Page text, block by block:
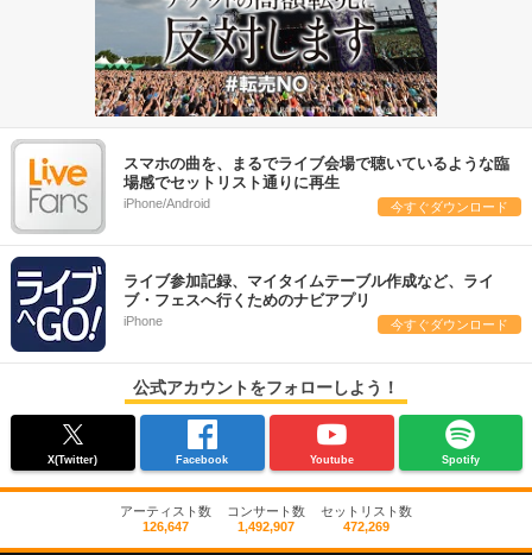
スマホの曲を、まるでライブ会場で聴いているような臨
場感でセットリスト通りに再生
iPhone/Android 今すぐダウンロード
ライブ参加記録、マイタイムテーブル作成など、ライ
ブ・フェスへ行くためのナビアプリ
iPhone 今すぐダウンロード
公式アカウントをフォローしよう！
X(Twitter) Facebook Youtube Spotify
アーティスト数
126,647
コンサート数
1,492,907
セットリスト数
472,269